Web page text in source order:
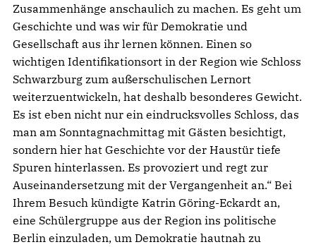
Zusammenhänge anschaulich zu machen. Es geht um
Geschichte und was wir für Demokratie und
Gesellschaft aus ihr lernen können. Einen so
wichtigen Identifikationsort in der Region wie Schloss
Schwarzburg zum außerschulischen Lernort
weiterzuentwickeln, hat deshalb besonderes Gewicht.
Es ist eben nicht nur ein eindrucksvolles Schloss, das
man am Sonntagnachmittag mit Gästen besichtigt,
sondern hier hat Geschichte vor der Haustür tiefe
Spuren hinterlassen. Es provoziert und regt zur
Auseinandersetzung mit der Vergangenheit an.“ Bei
Ihrem Besuch kündigte Katrin Göring-Eckardt an,
eine Schülergruppe aus der Region ins politische
Berlin einzuladen, um Demokratie hautnah zu